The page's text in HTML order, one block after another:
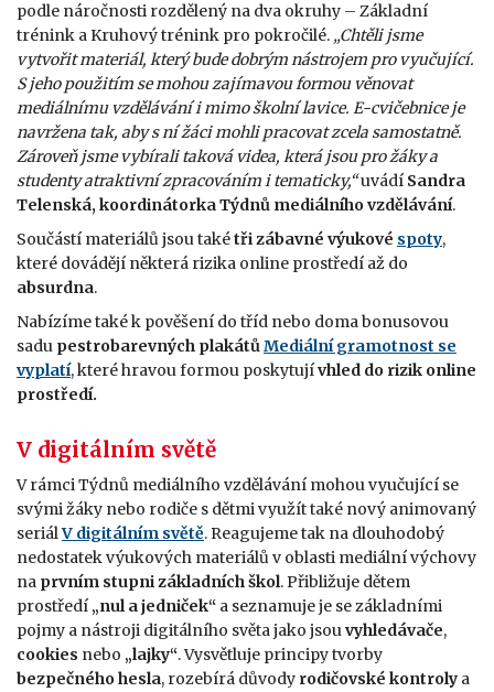
podle náročnosti rozdělený na dva okruhy – Základní
trénink a Kruhový trénink pro pokročilé. „Chtěli jsme
vytvořit materiál, který bude dobrým nástrojem pro vyučující.
S jeho použitím se mohou zajímavou formou věnovat
mediálnímu vzdělávání i mimo školní lavice. E-cvičebnice je
navržena tak, aby s ní žáci mohli pracovat zcela samostatně.
Zároveň jsme vybírali taková videa, která jsou pro žáky a
studenty atraktivní zpracováním i tematicky,“uvádí Sandra
Telenská, koordinátorka Týdnů mediálního vzdělávání.
Součástí materiálů jsou takétři zábavné výukové spoty,
které dovádějí některá rizika online prostředí až do
absurdna.
Nabízíme také k pověšení do tříd nebo doma bonusovou
sadu pestrobarevných plakátůMediální gramotnost se
vyplatí, které hravou formou poskytujívhled do rizik online
prostředí.
V digitálním světě
V rámci Týdnů mediálního vzdělávání mohou vyučující se
svými žáky nebo rodiče s dětmi využít také nový animovaný
seriálV digitálním světě. Reagujeme tak na dlouhodobý
nedostatek výukových materiálů v oblasti mediální výchovy
na prvním stupni základních škol. Přibližuje dětem
prostředí „nul a jedniček“ a seznamuje je se základními
pojmy a nástroji digitálního světa jako jsouvyhledávače,
cookies nebo „lajky“. Vysvětluje principy tvorby
bezpečného hesla, rozebírá důvody rodičovské kontroly a